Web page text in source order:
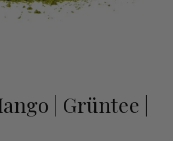
| Grüntee |